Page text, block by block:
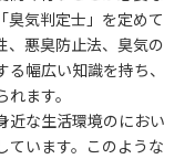
臭気判定士」を定めて
、悪臭防止法、臭気の
幅広い知識を持ち、
ます。
近な生活環境のにおい
ています。このような